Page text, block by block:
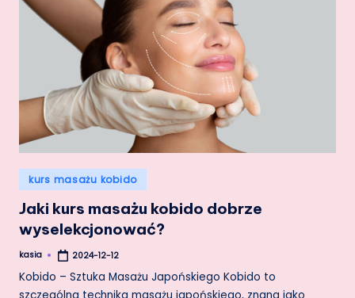
Posted
in
kurs masażu kobido
Jaki kurs masażu kobido dobrze
wyselekcjonować?
Posted
kasia 2024-12-12
Kobido – Sztuka Masażu Japońskiego Kobido to